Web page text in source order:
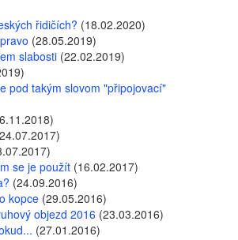
řidičích? (18.02.2020)
(28.05.2019)
slabosti (22.02.2019)
pod takým slovom "připojovací"
se je použít (16.02.2017)
(24.09.2016)
kopce (29.05.2016)
objezd 2016 (23.03.2016)
(27.01.2016)